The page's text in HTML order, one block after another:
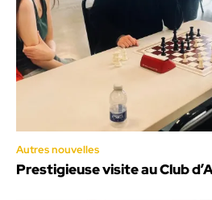
Autres nouvelles
Prestigieuse visite au Club